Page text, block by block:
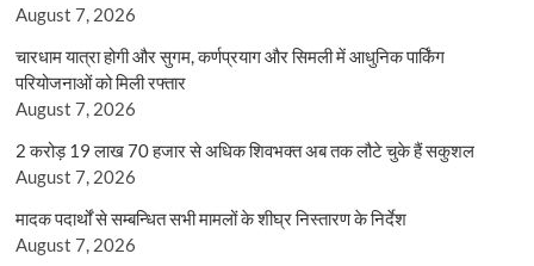
August 7, 2026
चारधाम यात्रा होगी और सुगम, कर्णप्रयाग और सिमली में आधुनिक पार्किंग
परियोजनाओं को मिली रफ्तार
August 7, 2026
2 करोड़ 19 लाख 70 हजार से अधिक शिवभक्त अब तक लौटे चुके हैं सकुशल
August 7, 2026
मादक पदार्थों से सम्बन्धित सभी मामलों के शीघ्र निस्तारण के निर्देश
August 7, 2026